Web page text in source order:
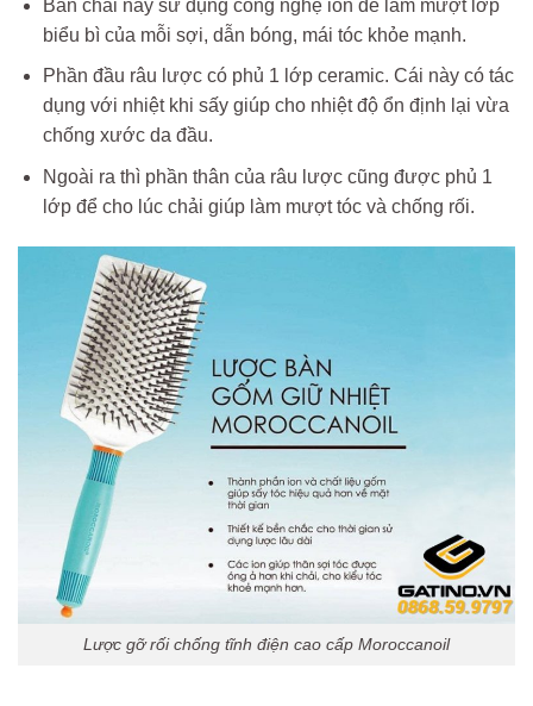
Bàn chải này sử dụng công nghệ ion để làm mượt lớp
biểu bì của mỗi sợi, dẫn bóng, mái tóc khỏe mạnh.
Phần đầu râu lược có phủ 1 lớp ceramic. Cái này có tác
dụng với nhiệt khi sấy giúp cho nhiệt độ ổn định lại vừa
chống xước da đầu.
Ngoài ra thì phần thân của râu lược cũng được phủ 1
lớp để cho lúc chải giúp làm mượt tóc và chống rối.
Lược gỡ rối chống tĩnh điện cao cấp Moroccanoil